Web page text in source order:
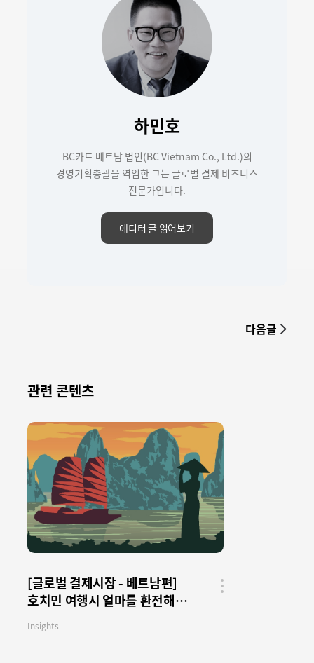
하민호
BC카드 베트남 법인(BC Vietnam Co., Ltd.)의
경영기획총괄을 역임한 그는 글로벌 결제 비즈니스
전문가입니다.
에디터 글 읽어보기
다음글
관련 콘텐츠
[글로벌 결제시장 - 베트남편]
호치민 여행시 얼마를 환전해야
될까? - 2편
Insights